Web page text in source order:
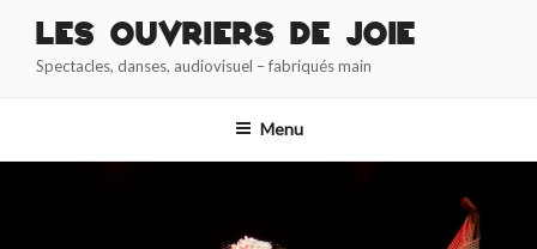
contenu
Les Ouvriers de Joie
Spectacles, danses, audiovisuel – fabriqués main
Menu